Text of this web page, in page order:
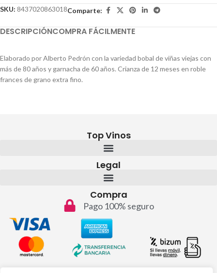
SKU: 8437020863018Comparte:
DESCRIPCIÓNCOMPRA FÁCILMENTE
Elaborado por Alberto Pedrón con la variedad bobal de viñas viejas con
más de 80 años y garnacha de 60 años. Crianza de 12 meses en roble
frances de grano extra fino.
Top Vinos
Legal
Compra
Pago 100% seguro